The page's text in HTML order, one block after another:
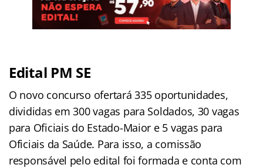
Edital PM SE
O novo concurso ofertará 335 oportunidades,
divididas em 300 vagas para Soldados, 30 vagas
para Oficiais do Estado-Maior e 5 vagas para
Oficiais da Saúde. Para isso, a comissão
responsável pelo edital foi formada e conta com